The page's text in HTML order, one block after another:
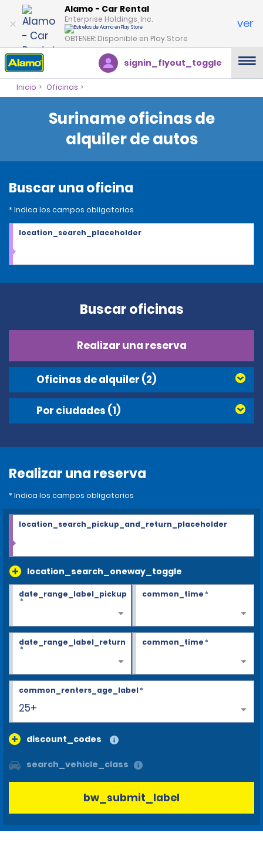
Alamo - Car Rental
Enterprise Holdings, Inc.
OBTENER: Disponible en Play Store
ver
signin_flyout_toggle
Inicio Oficinas
Suriname oficinas de
alquiler de autos
Buscar una oficina
* Indica los campos obligatorios
location_search_placeholder
Buscar oficinas
Realizar una reserva
Oficinas de alquiler (2)
Por ciudades (1)
Realizar una reserva
* Indica los campos obligatorios
location_search_oneway_toggle
location_search_pickup_and_return_placeholder
date_range_label_pickup
*
common_time*
date_range_label_return
*
common_time*
25+
common_renters_age_label*
discount_codes
search_vehicle_class
bw_submit_label